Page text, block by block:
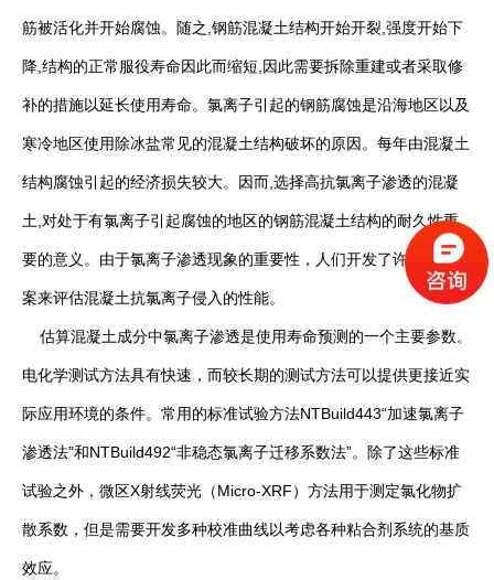
筋被活化并开始腐蚀。随之,钢筋混凝土结构开始开裂,强度开始下
降,结构的正常服役寿命因此而缩短,因此需要拆除重建或者采取修
补的措施以延长使用寿命。氯离子引起的钢筋腐蚀是沿海地区以及
寒冷地区使用除冰盐常见的混凝土结构破坏的原因。每年由混凝土
结构腐蚀引起的经济损失较大。因而,选择高抗氯离子渗透的混凝
土,对处于有氯离子引起腐蚀的地区的钢筋混凝土结构的耐久性重
要的意义。由于氯离子渗透现象的重要性，人们开发了许多试验方
案来评估混凝土抗氯离子侵入的性能。
估算混凝土成分中氯离子渗透是使用寿命预测的一个主要参数。
电化学测试方法具有快速，而较长期的测试方法可以提供更接近实
际应用环境的条件。常用的标准试验方法NTBuild443“加速氯离子
渗透法”和NTBuild492“非稳态氯离子迁移系数法”。除了这些标准
试验之外，微区X射线荧光（Micro-XRF）方法用于测定氯化物扩
散系数，但是需要开发多种校准曲线以考虑各种粘合剂系统的基质
效应。